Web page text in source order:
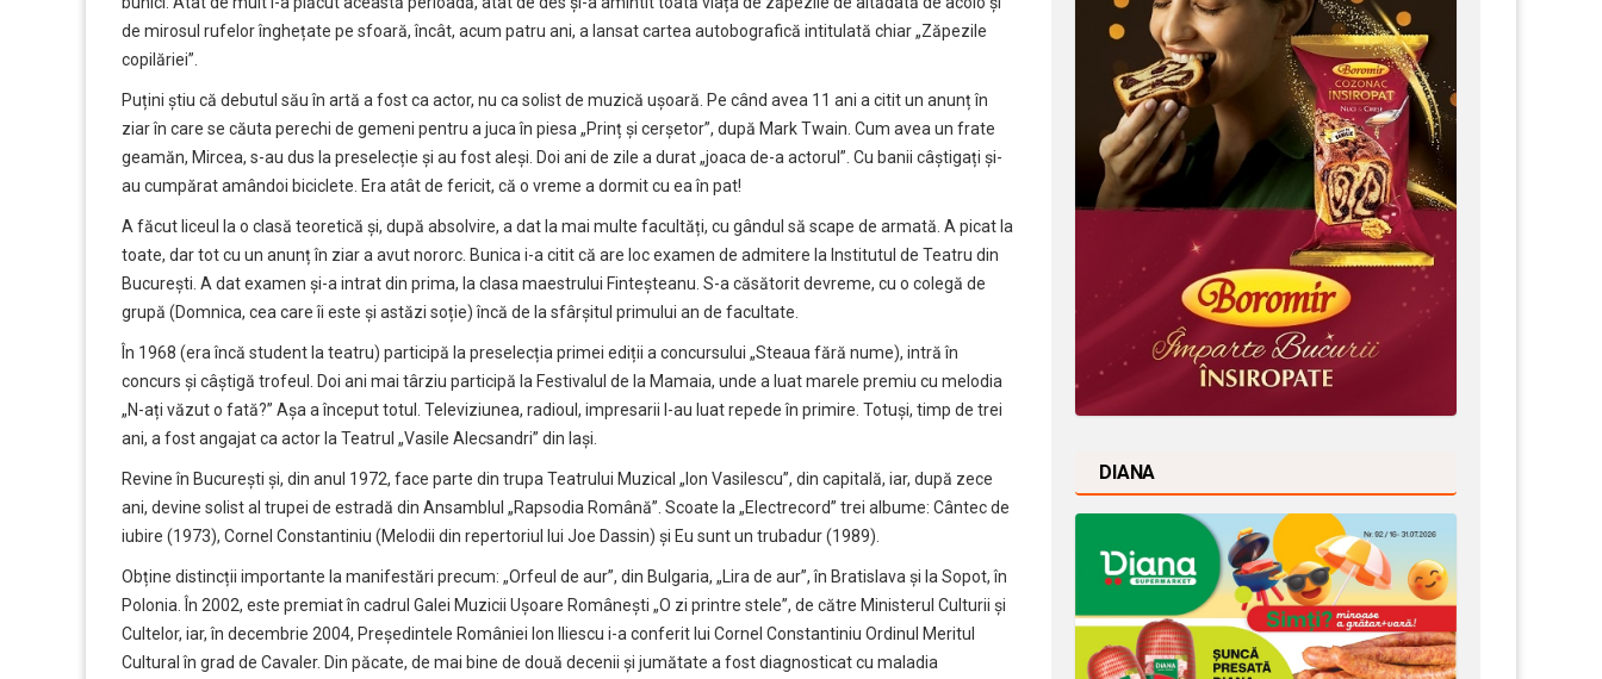
de mirosul rufelor înghețate pe sfoară, încât, acum patru ani, a lansat cartea autobografică intitulată chiar „Zăpezile
copilăriei”.
Puțini știu că debutul său în artă a fost ca actor, nu ca solist de muzică ușoară. Pe când avea 11 ani a citit un anunț în
ziar în care se căuta perechi de gemeni pentru a juca în piesa „Prinț și cerșetor”, după Mark Twain. Cum avea un frate
geamăn, Mircea, s-au dus la preselecție și au fost aleși. Doi ani de zile a durat „joaca de-a actorul”. Cu banii câștigați și-
au cumpărat amândoi biciclete. Era atât de fericit, că o vreme a dormit cu ea în pat!
A făcut liceul la o clasă teoretică și, după absolvire, a dat la mai multe facultăți, cu gândul să scape de armată. A picat la
toate, dar tot cu un anunț în ziar a avut nororc. Bunica i-a citit că are loc examen de admitere la Institutul de Teatru din
București. A dat examen și-a intrat din prima, la clasa maestrului Finteșteanu. S-a căsătorit devreme, cu o colegă de
grupă (Domnica, cea care îi este și astăzi soție) încă de la sfârșitul primului an de facultate.
În 1968 (era încă student la teatru) participă la preselecția primei ediții a concursului „Steaua fără nume), intră în
concurs și câștigă trofeul. Doi ani mai târziu participă la Festivalul de la Mamaia, unde a luat marele premiu cu melodia
„N-ați văzut o fată?” Așa a început totul. Televiziunea, radioul, impresarii l-au luat repede în primire. Totuși, timp de trei
ani, a fost angajat ca actor la Teatrul „Vasile Alecsandri” din Iași.
Revine în București și, din anul 1972, face parte din trupa Teatrului Muzical „Ion Vasilescu”, din capitală, iar, după zece
ani, devine solist al trupei de estradă din Ansamblul „Rapsodia Română”. Scoate la „Electrecord” trei albume: Cântec de
iubire (1973), Cornel Constantiniu (Melodii din repertoriul lui Joe Dassin) și Eu sunt un trubadur (1989).
Obține distincții importante la manifestări precum: „Orfeul de aur”, din Bulgaria, „Lira de aur”, în Bratislava și la Sopot, în
Polonia. În 2002, este premiat în cadrul Galei Muzicii Ușoare Românești „O zi printre stele”, de către Ministerul Culturii și
Cultelor, iar, în decembrie 2004, Președintele României Ion Iliescu i-a conferit lui Cornel Constantiniu Ordinul Meritul
Cultural în grad de Cavaler. Din păcate, de mai bine de două decenii și jumătate a fost diagnosticat cu maladia
DIANA